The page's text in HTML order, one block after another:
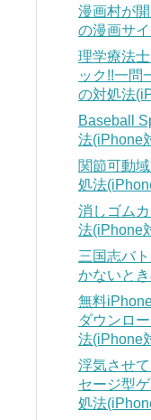
漫画村が
の漫画サイ
理学療法
ック!!一問
の対処法
Baseball
法(iPhone
関節可動
処法
消しゴム
法(iPhone
三国志バ
かないと
無料
ダウンロ
法(iPhone
浮気させ
セージ型
処法